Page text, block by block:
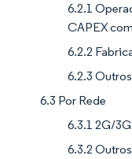
6.2.1
CAPEX
6.2.2
6.2.3
6.3 Por Rede
6.3.1 2G/
6.3.2